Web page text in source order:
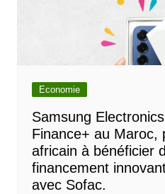
Economie
Samsung
Finance+ au Maroc,
africain à bénéficier
financement
avec Sofac.